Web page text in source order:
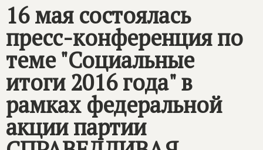
16 мая состоялась
пресс-конференция по
теме "Социальные
итоги 2016 года" в
рамках федеральной
акции партии